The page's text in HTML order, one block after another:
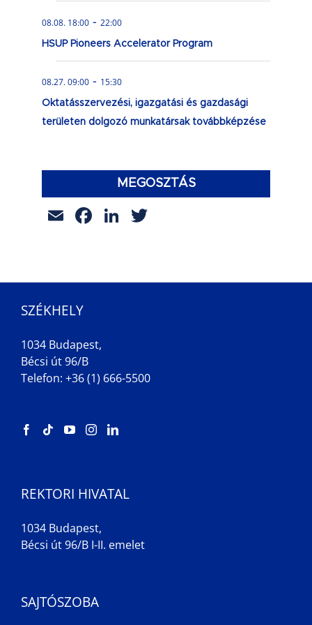
08.08. 18:00 - 22:00
HSUP Pioneers Accelerator Program
08.27. 09:00 - 15:30
Oktatásszervezési, igazgatási és gazdasági
területen dolgozó munkatársak továbbképzése
MEGOSZTÁS
EmailFacebook
LinkedIn
SZÉKHELY
1034 Budapest,
Bécsi út 96/B
Telefon: +36 (1) 666-5500
REKTORI HIVATAL
1034 Budapest,
Bécsi út 96/B I-II. emelet
SAJTÓSZOBA